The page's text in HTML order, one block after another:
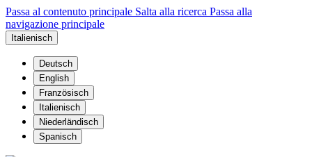
Passa al contenuto principale Salta alla ricerca Passa alla
navigazione principale
Italienisch
Deutsch
English
Französisch
Italienisch
Niederländisch
Spanisch